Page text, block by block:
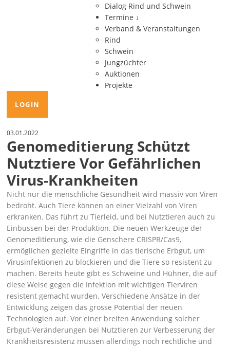
Dialog Rind und Schwein
Termine ↓
Verband & Veranstaltungen
Rind
Schwein
Jungzüchter
Auktionen
Projekte
LOGIN
03.01.2022
Genomeditierung Schützt
Nutztiere Vor Gefährlichen
Virus-Krankheiten
Nicht nur die menschliche Gesundheit wird massiv von Viren
bedroht. Auch Tiere können an einer Vielzahl von Viren
erkranken. Das führt zu Tierleid, und bei Nutztieren auch zu
Einbussen bei der Produktion. Die neuen Werkzeuge der
Genomeditierung, wie die Genschere CRISPR/Cas9,
ermöglichen gezielte Eingriffe in das tierische Erbgut, um
Virusinfektionen zu blockieren und die Tiere so resistent zu
machen. Bereits heute gibt es Schweine und Hühner, die auf
diese Weise gegen die Infektion mit wichtigen Tierviren
resistent gemacht wurden. Verschiedene Ansätze in der
Entwicklung zeigen das grosse Potential der neuen
Technologien auf. Vor einer breiten Anwendung solcher
Erbgut-Veränderungen bei Nutztieren zur Verbesserung der
Krankheitsresistenz müssen allerdings noch rechtliche und